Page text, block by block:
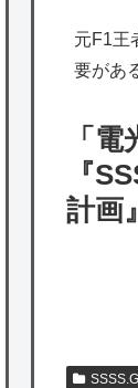
出た
海外
韓
のは
も感
海
衝撃
元F1王
要があ
「
『
計画